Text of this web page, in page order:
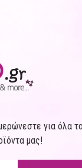
για όλα
μας!